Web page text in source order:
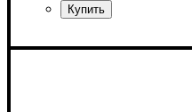
Ширина: 295 см